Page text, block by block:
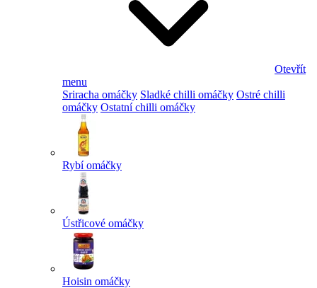
Otevřít
menu
Sriracha omáčky Sladké chilli omáčky Ostré chilli
omáčky Ostatní chilli omáčky
Rybí omáčky
Ústřicové omáčky
Hoisin omáčky